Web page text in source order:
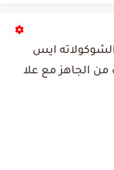
كثيرة يوميا ؟
ايس
الجاهز مع علا